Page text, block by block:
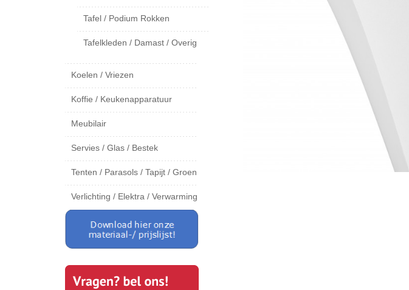
Tafel / Podium Rokken
Tafelkleden / Damast / Overig
Koelen / Vriezen
Koffie / Keukenapparatuur
Meubilair
Servies / Glas / Bestek
Tenten / Parasols / Tapijt / Groen
Verlichting / Elektra / Verwarming